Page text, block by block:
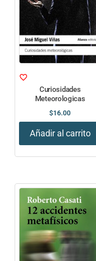
Curiosidades
Meteorologicas
$16.00
Añadir al carrito